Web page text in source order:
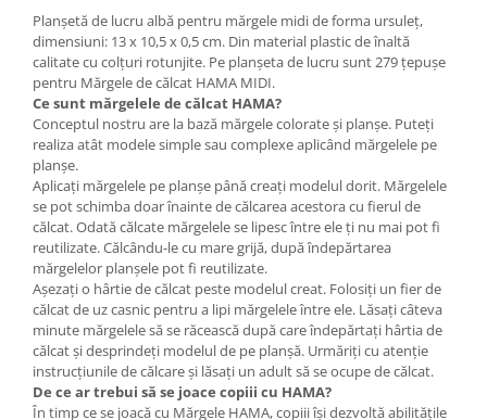
Apa si nisip
Dezvoltarea limbajului
Figurine
Mobilier gradinita
Montessori
Spații de joacă
Educatie inovativa
Anatomie
Comunicare
Dezvoltare timpurie
Experimente
Forme
Joc imaginativ
Jucării interactive
Lumina
Planșetă de lucru albă pentru mărgele midi de forma ursuleț,
dimensiuni: 13 x 10,5 x 0,5 cm. Din material plastic de înaltă
calitate cu colțuri rotunjite. Pe planșeta de lucru sunt 279 țepușe
pentru Mărgele de călcat HAMA MIDI.
Ce sunt mărgelele de călcat HAMA?
Conceptul nostru are la bază mărgele colorate și planșe. Puteți
realiza atât modele simple sau complexe aplicând mărgelele pe
planșe.
Aplicați mărgelele pe planșe până creați modelul dorit. Mărgelele
se pot schimba doar înainte de călcarea acestora cu fierul de
călcat. Odată călcate mărgelele se lipesc între ele ți nu mai pot fi
reutilizate. Călcându-le cu mare grijă, după îndepărtarea
mărgelelor planșele pot fi reutilizate.
Așezați o hârtie de călcat peste modelul creat. Folosiți un fier de
călcat de uz casnic pentru a lipi mărgelele între ele. Lăsați câteva
minute mărgelele să se răcească după care îndepărtați hârtia de
călcat și desprindeți modelul de pe planșă. Urmăriți cu atenție
instrucțiunile de călcare și lăsați un adult să se ocupe de călcat.
De ce ar trebui să se joace copiii cu HAMA?
În timp ce se joacă cu Mărgele HAMA, copiii își dezvoltă abilitățile